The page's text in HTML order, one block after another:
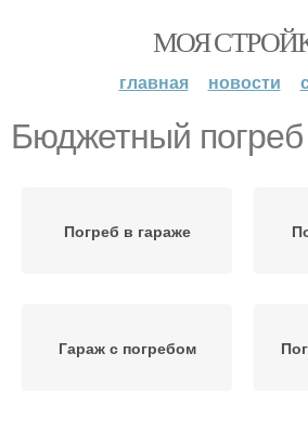
МОЯ
главная новости
Бюджетный погреб
Погреб в гараже
Гараж с погребом